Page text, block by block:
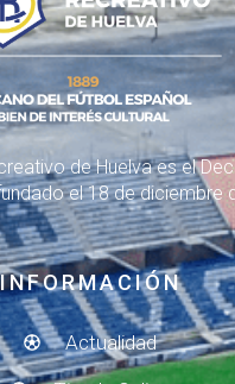
de Huelva es el
el 18 de diciembre
INFORMACIÓN
Actualidad